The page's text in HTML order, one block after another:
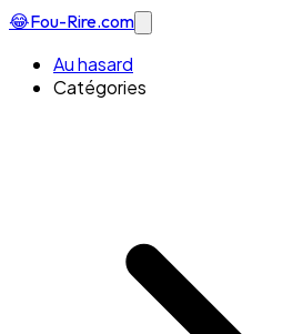
😂Fou-Rire.com
Au hasard
Catégories